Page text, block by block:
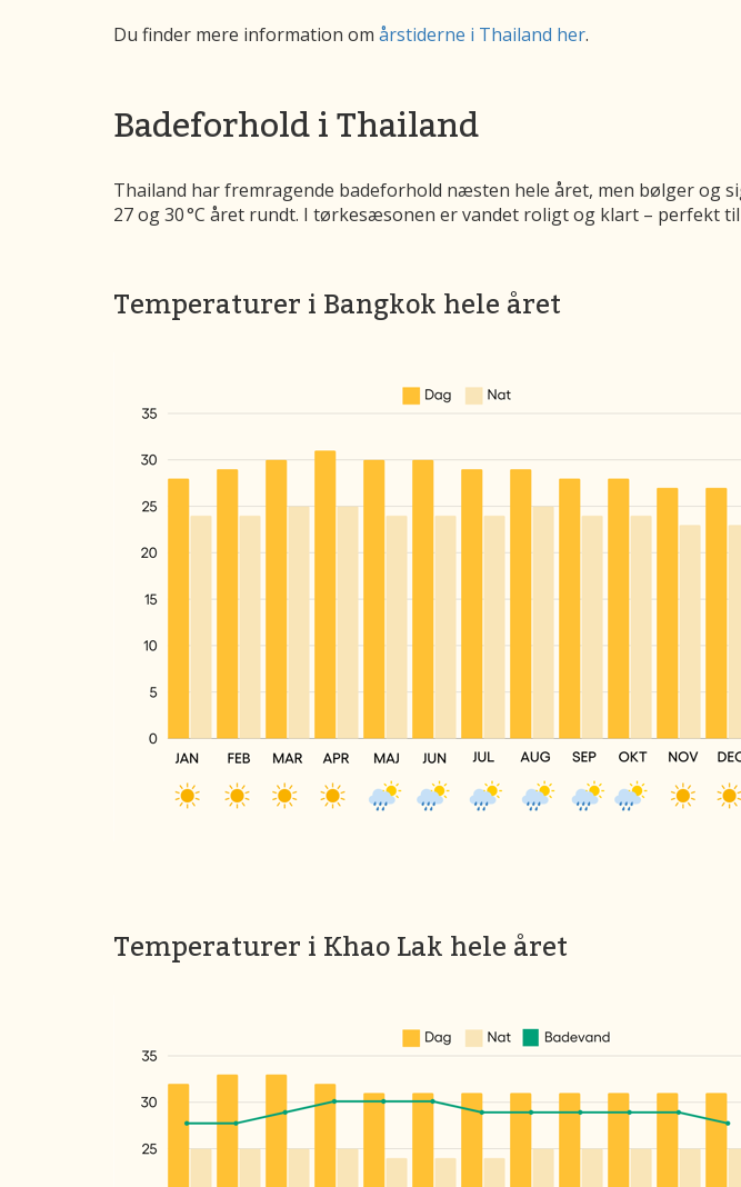
Du finder mere information om årstiderne i Thailand her.
Badeforhold i Thailand
Thailand har fremragende badeforhold næsten hele året, men bølger og
27 og 30 °C året rundt. I tørkesæsonen er vandet roligt og klart – perfekt
Temperaturer i Bangkok hele året
Temperaturer i Khao Lak hele året